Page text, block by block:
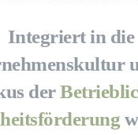
Integriert in die
der